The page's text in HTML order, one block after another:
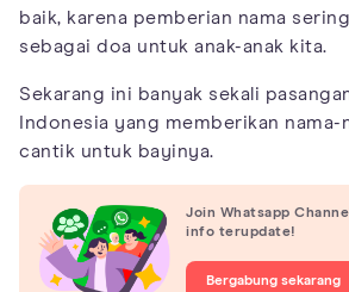
baik, karena pemberian nama
sebagai doa untuk anak-anak kita.
Sekarang ini banyak sekali
Indonesia yang memberikan nama-
cantik untuk bayinya.
Join Whatsapp
info terupdate!
Bergabung sekarang